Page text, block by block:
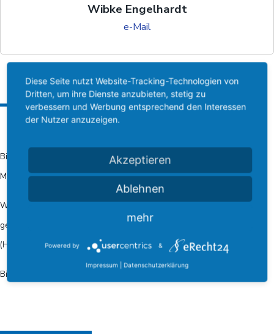
Wibke Engelhardt
e-Mail
Beschreibung:
Bist du zwischen 10 und 14 Jahre alt und hast Spaß an der Bewegung zu
Musik? … dann bist du bei uns genau richtig.
Wir probieren neue Trends der Fitnessbranche aus, die für 10-14-Jährige
geeignet sind, und spielen mit großer Begeisterung Hockey, Streetracket,
(Hindernis-)Brennball und vieles mehr.
Bist du neugierig geworden? Dann komm doch einfach vorbei.
Diese Seite nutzt Website-Tracking-Technologien von
Dritten, um ihre Dienste anzubieten, stetig zu
verbessern und Werbung entsprechend den Interessen
der Nutzer anzuzeigen.
Akzeptieren
Ablehnen
mehr
Powered by &
Impressum Datenschutzerklärung